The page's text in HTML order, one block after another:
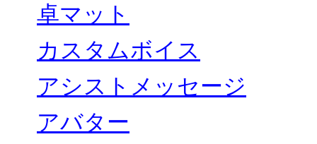
卓マット
カスタムボイス
アシストメッセージ
アバター